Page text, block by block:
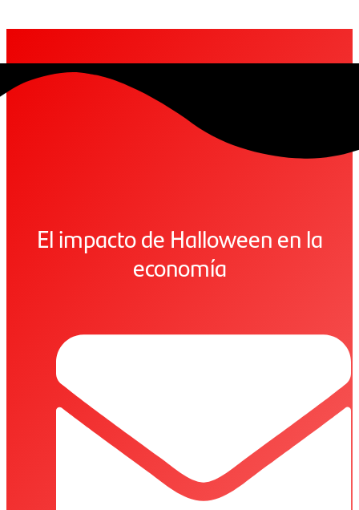
El impacto de Halloween en la
economía